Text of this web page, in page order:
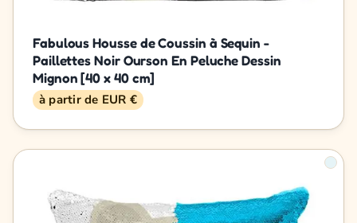
Fabulous Housse de Coussin à Sequin -
Paillettes Noir Ourson En Peluche Dessin
Mignon [40 x 40 cm]
à partir de EUR €